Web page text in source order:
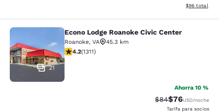
Ver detalles
$96 total
Econo Lodge Roanoke Civic Center
21
Econo Lodge Roanoke Civic Center
Roanoke, VA
45.3 km
Calificación de 4.21 estrellas. Excelente. 1311 reseñas
4.2(1311)
Ahorra 10 %
Tarifa tachada:
$84Tarifa
$76USD/noche
Tarifa para socios